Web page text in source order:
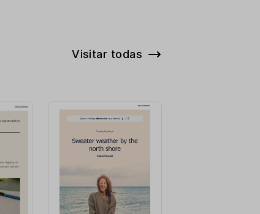
Visitar todas